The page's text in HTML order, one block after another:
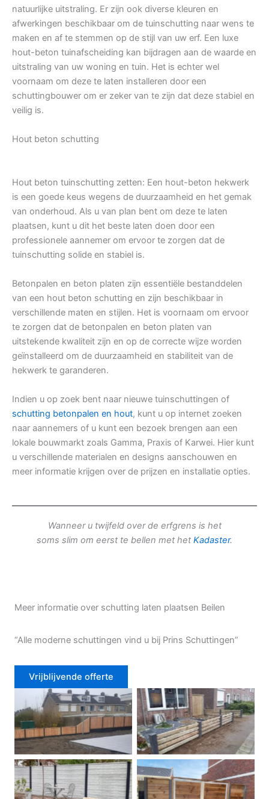
natuurlijke uitstraling. Er zijn ook diverse kleuren en
afwerkingen beschikbaar om de tuinschutting naar wens te
maken en af te stemmen op de stijl van uw erf. Een luxe
hout-beton tuinafscheiding kan bijdragen aan de waarde en
uitstraling van uw woning en tuin. Het is echter wel
voornaam om deze te laten installeren door een
schuttingbouwer om er zeker van te zijn dat deze stabiel en
veilig is.
Hout beton schutting
Hout beton tuinschutting zetten: Een hout-beton hekwerk
is een goede keus wegens de duurzaamheid en het gemak
van onderhoud. Als u van plan bent om deze te laten
plaatsen, kunt u dit het beste laten doen door een
professionele aannemer om ervoor te zorgen dat de
tuinschutting solide en stabiel is.
Betonpalen en beton platen zijn essentiële bestanddelen
van een hout beton schutting en zijn beschikbaar in
verschillende maten en stijlen. Het is voornaam om ervoor
te zorgen dat de betonpalen en beton platen van
uitstekende kwaliteit zijn en op de correcte wijze worden
geïnstalleerd om de duurzaamheid en stabiliteit van de
hekwerk te garanderen.
Indien u op zoek bent naar nieuwe tuinschuttingen of
schutting betonpalen en hout, kunt u op internet zoeken
naar aannemers of u kunt een bezoek brengen aan een
lokale bouwmarkt zoals Gamma, Praxis of Karwei. Hier kunt
u verschillende materialen en designs aanschouwen en
meer informatie krijgen over de prijzen en installatie opties.
Wanneer u twijfeld over de erfgrens is het
soms slim om eerst te bellen met het Kadaster.
Meer informatie over schutting laten plaatsen Beilen
“Alle moderne schuttingen vind u bij Prins Schuttingen”
Vrijblijvende offerte
Douglas schutting Tuinhek voortuin
Betonschutting